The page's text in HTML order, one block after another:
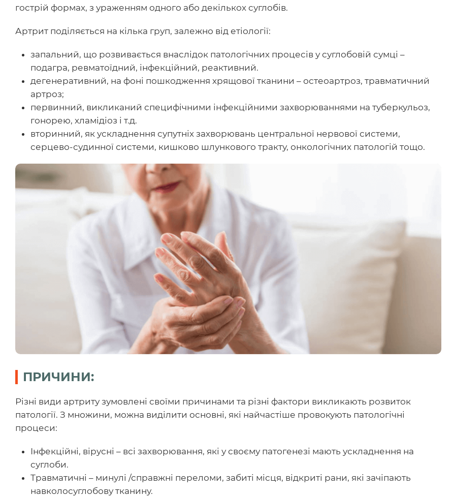
гострій формах, з ураженням одного або декількох суглобів.
Артрит поділяється на кілька груп, залежно від етіології:
запальний, що розвивається внаслідок патологічних процесів у суглобовій сумці –
подагра, ревматоїдний, інфекційний, реактивний.
дегенеративний, на фоні пошкодження хрящової тканини – остеоартроз, травматичний
артроз;
первинний, викликаний специфічними інфекційними захворюваннями на туберкульоз,
гонорею, хламідіоз і т.д.
вторинний, як ускладнення супутніх захворювань центральної нервової системи,
серцево-судинної системи, кишково шлункового тракту, онкологічних патологій тощо.
ПРИЧИНИ:
Різні види артриту зумовлені своїми причинами та різні фактори викликають розвиток
патології. З множини, можна виділити основні, які найчастіше провокують патологічні
процеси:
Інфекційні, вірусні – всі захворювання, які у своєму патогенезі мають ускладнення на
суглоби.
Травматичні – минулі /справжні переломи, забиті місця, відкриті рани, які зачіпають
навколосуглобову тканину.